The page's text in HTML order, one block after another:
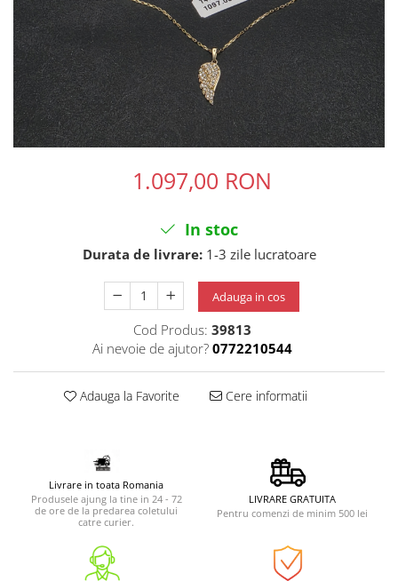
1.097,00 RON
In stoc
Durata de livrare:1-3 zile lucratoare
Adauga in cos
Cod Produs: 39813
Ai nevoie de ajutor? 0772210544
Adauga la Favorite Cere informatii
Livrare in toata Romania
Produsele ajung la tine in 24 - 72
de ore de la predarea coletului
catre curier.
LIVRARE GRATUITA
Pentru comenzi de minim 500 lei